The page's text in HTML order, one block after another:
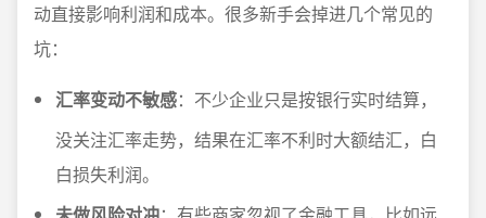
动直接影响利润和成本。很多新手会掉进几个常见的
坑：
汇率变动不敏感：不少企业只是按银行实时结算，
没关注汇率走势，结果在汇率不利时大额结汇，白
白损失利润。